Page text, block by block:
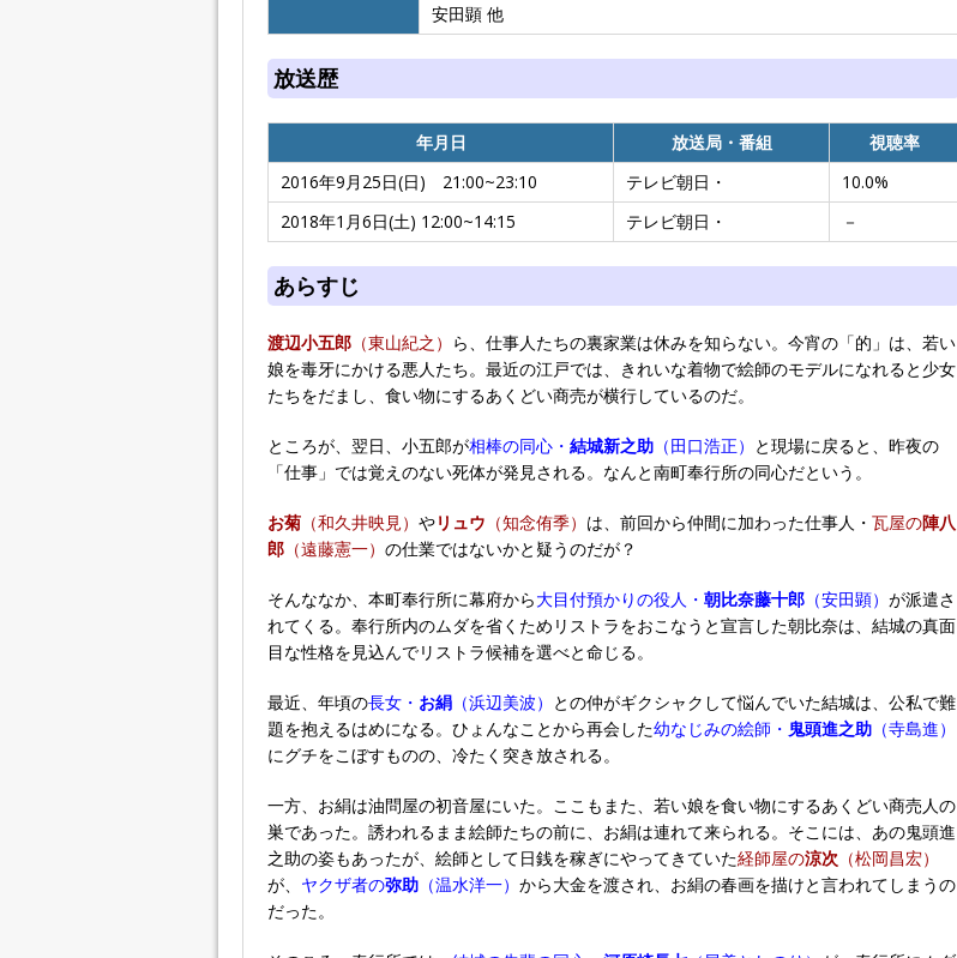
安田顕 他
放送歴
年月日 放送局・番組
視聴率
2016年9月25日(日) 21:00~23:10
テレビ朝日・
10.0%
2018年1月6日(土) 12:00~14:15
テレビ朝日・ －
あらすじ
渡辺小五郎 （東山紀之） ら、仕事人たちの裏家業は休みを知らない。今宵の「的」は、若い
娘を毒牙にかける悪人たち。最近の江戸では、きれいな着物で絵師のモデルになれると少女
たちをだまし、食い物にするあくどい商売が横行しているのだ。
ところが、翌日、小五郎が相棒の同心・ 結城新之助 （田口浩正） と現場に戻ると、昨夜の
「仕事」では覚えのない死体が発見される。なんと南町奉行所の同心だという。
お菊 （和久井映見） やリュウ （知念侑季） は、前回から仲間に加わった仕事人・ 瓦屋の陣八
郎 （遠藤憲一） の仕業ではないかと疑うのだが？
そんななか、本町奉行所に幕府から大目付預かりの役人・ 朝比奈藤十郎 （安田顕） が派遣さ
れてくる。奉行所内のムダを省くためリストラをおこなうと宣言した朝比奈は、結城の真面
目な性格を見込んでリストラ候補を選べと命じる。
最近、年頃の長女・ お絹 （浜辺美波） との仲がギクシャクして悩んでいた結城は、公私で難
題を抱えるはめになる。ひょんなことから再会した幼なじみの絵師・ 鬼頭進之助 （寺島進）
にグチをこぼすものの、冷たく突き放される。
一方、お絹は油問屋の初音屋にいた。ここもまた、若い娘を食い物にするあくどい商売人の
巣であった。誘われるまま絵師たちの前に、お絹は連れて来られる。そこには、あの鬼頭進
之助の姿もあったが、絵師として日銭を稼ぎにやってきていた経師屋の涼次 （松岡昌宏）
が、 ヤクザ者の弥助 （温水洋一） から大金を渡され、お絹の春画を描けと言われてしまうの
だった。